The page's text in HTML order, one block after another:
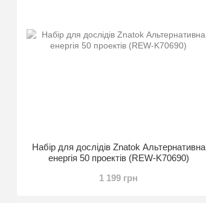
Набір для дослідів Znatok Альтернативна
енергія 50 проектів (REW-K70690)
1 199 грн